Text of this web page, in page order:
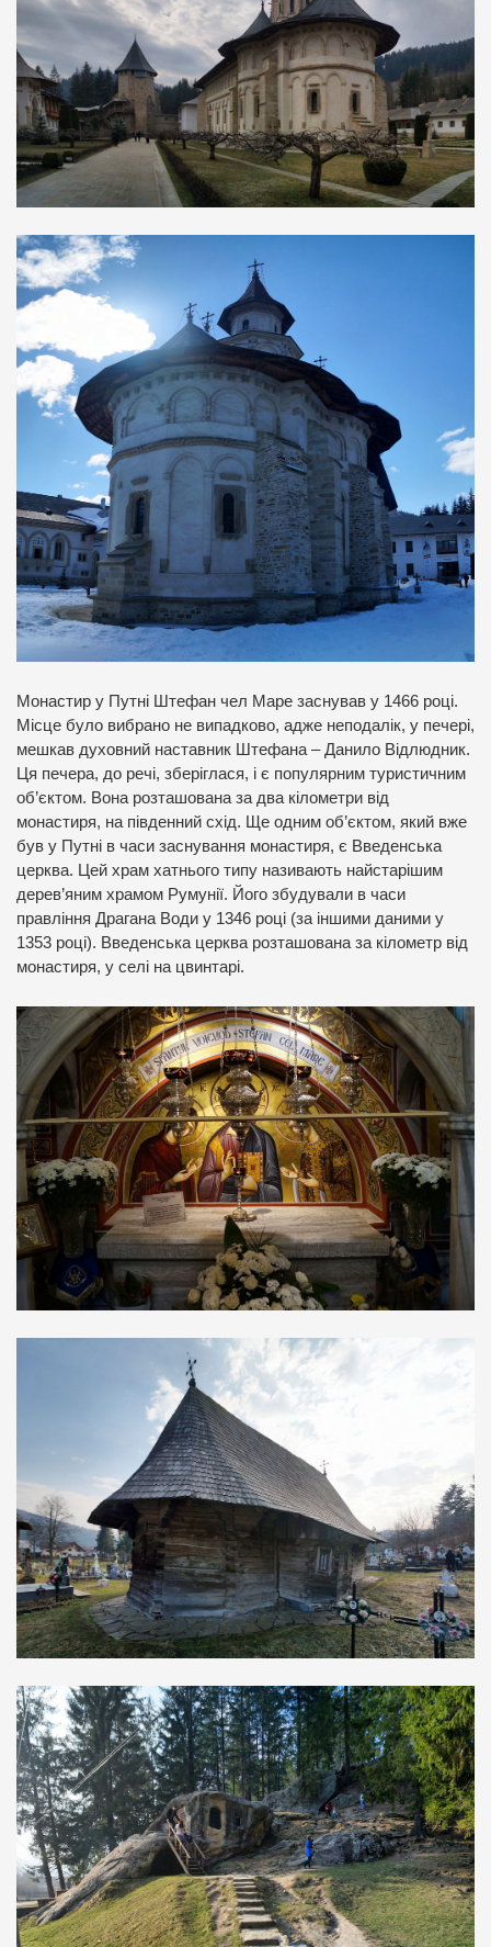
Монастир у Путні Штефан чел Маре заснував у 1466 році.
Місце було вибрано не випадково, адже неподалік, у печері,
мешкав духовний наставник Штефана – Данило Відлюдник.
Ця печера, до речі, зберіглася, і є популярним туристичним
об’єктом. Вона розташована за два кілометри від
монастиря, на південний схід. Ще одним об’єктом, який вже
був у Путні в часи заснування монастиря, є Введенська
церква. Цей храм хатнього типу називають найстарішим
дерев’яним храмом Румунії. Його збудували в часи
правління Драгана Води у 1346 році (за іншими даними у
1353 році). Введенська церква розташована за кілометр від
монастиря, у селі на цвинтарі.